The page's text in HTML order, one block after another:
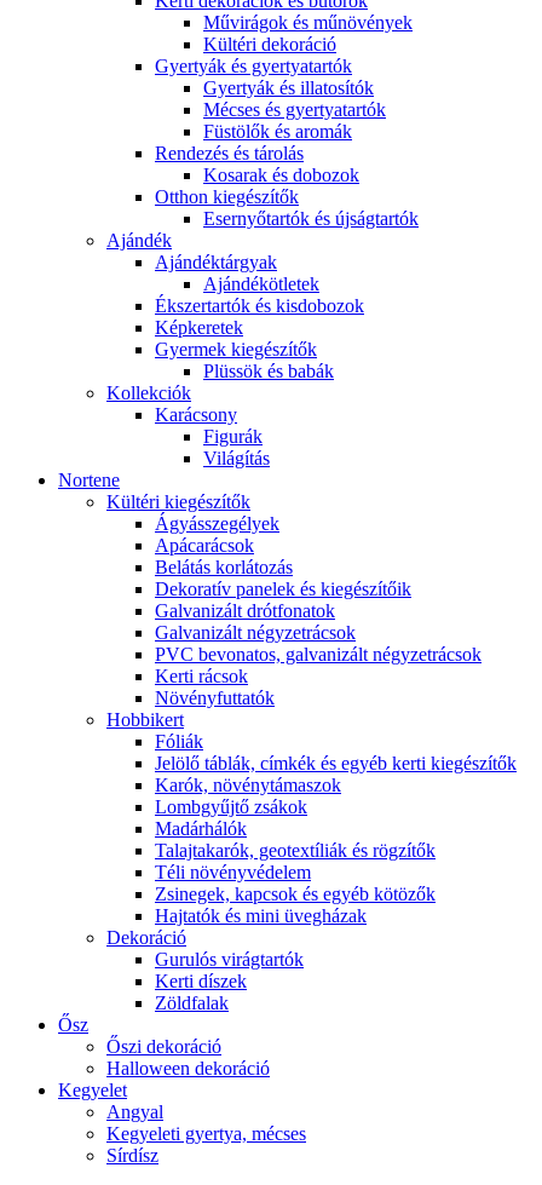
Művirágok és műnövények
Kültéri dekoráció
Gyertyák és gyertyatartók
Gyertyák és illatosítók
Mécses és gyertyatartók
Füstölők és aromák
Rendezés és tárolás
Kosarak és dobozok
Otthon kiegészítők
Esernyőtartók és újságtartók
Ajándék
Ajándéktárgyak
Ajándékötletek
Ékszertartók és kisdobozok
Képkeretek
Gyermek kiegészítők
Plüssök és babák
Kollekciók
Karácsony
Figurák
Világítás
Nortene
Kültéri kiegészítők
Ágyásszegélyek
Apácarácsok
Belátás korlátozás
Dekoratív panelek és kiegészítőik
Galvanizált drótfonatok
Galvanizált négyzetrácsok
PVC bevonatos, galvanizált négyzetrácsok
Kerti rácsok
Növényfuttatók
Hobbikert
Fóliák
Jelölő táblák, címkék és egyéb kerti kiegészítők
Karók, növénytámaszok
Lombgyűjtő zsákok
Madárhálók
Talajtakarók, geotextíliák és rögzítők
Téli növényvédelem
Zsinegek, kapcsok és egyéb kötözők
Hajtatók és mini üvegházak
Dekoráció
Gurulós virágtartók
Kerti díszek
Zöldfalak
Ősz
Őszi dekoráció
Halloween dekoráció
Kegyelet
Angyal
Kegyeleti gyertya, mécses
Sírdísz